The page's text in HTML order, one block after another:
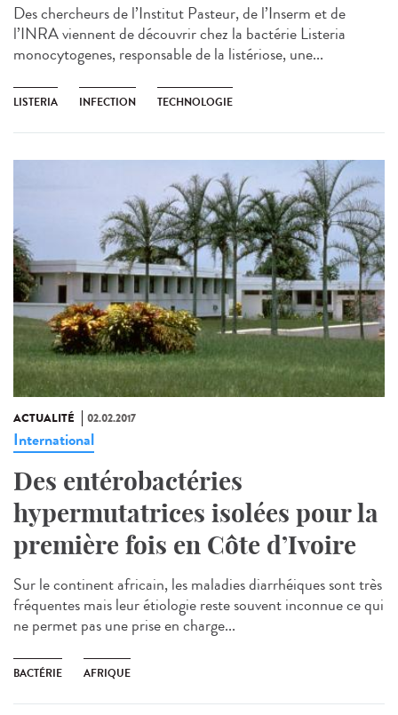
Des chercheurs de l’Institut Pasteur, de l’Inserm et de
l’INRA viennent de découvrir chez la bactérie Listeria
monocytogenes, responsable de la listériose, une...
LISTERIA INFECTION TECHNOLOGIE
ACTUALITÉ 02.02.2017
International
Des entérobactéries
hypermutatrices isolées pour la
première fois en Côte d’Ivoire
Sur le continent africain, les maladies diarrhéiques sont très
fréquentes mais leur étiologie reste souvent inconnue ce qui
ne permet pas une prise en charge...
BACTÉRIE AFRIQUE